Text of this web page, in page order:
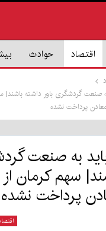
اقتصاد حوادث
صنعت گردشگری باور داشته باشند|
پرداخت نشده
به صنعت
سهم کرمان
پرداخت نشده